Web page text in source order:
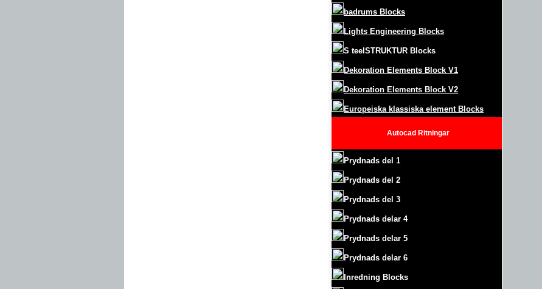
badrums Blocks
Lights Engineering Blocks
S teelSTRUKTUR Blocks
Dekoration Elements Block V1
Dekoration Elements Block V2
Europeiska klassiska element Blocks
Autocad Ritningar
Prydnads del 1
Prydnads del 2
Prydnads del 3
Prydnads delar 4
Prydnads delar 5
Prydnads delar 6
Inredning Blocks